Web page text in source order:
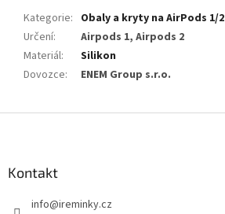
Kategorie: Obaly a kryty na AirPods 1/2
Určení:
Airpods 1, Airpods 2
Materiál:
Silikon
Dovozce: ENEM Group s.r.o.
Kontakt
info@ireminky.cz